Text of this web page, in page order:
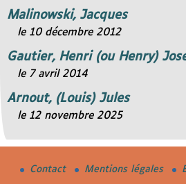
Malinowski, Jacques
le 10 décembre 2012
Gautier, Henri (ou Henry)
le 7 avril 2014
Arnout, (Louis) Jules
le 12 novembre 2025
Contact Mentions légales